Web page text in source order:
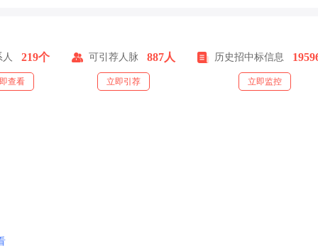
219个
查看
可引荐人脉 887人
立即引荐
历史招中标信息
立即监控